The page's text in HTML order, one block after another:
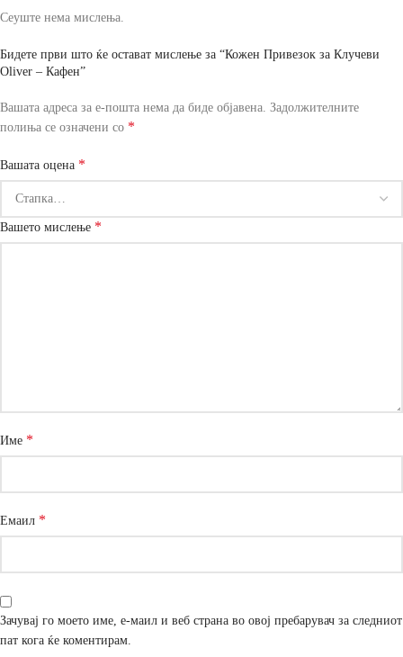
Сеуште нема мислења.
Бидете први што ќе остават мислење за “Кожен Привезок за Клучеви
Oliver – Кафен”
Вашата адреса за е-пошта нема да биде објавена. Задолжителните
полиња се означени со *
Вашата оцена *
Вашето мислење *
Име *
Емаил *
Зачувај го моето име, е-маил и веб страна во овој пребарувач за следниот
пат кога ќе коментирам.